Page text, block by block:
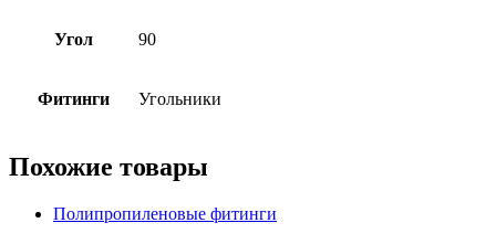
Угол 90
Фитинги Угольники
Похожие товары
Полипропиленовые фитинги